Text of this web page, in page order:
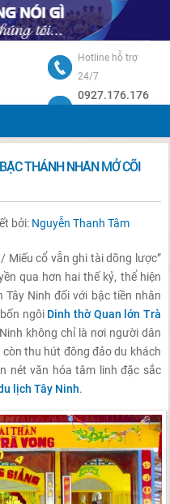
Hotline hỗ trợ
24/7
0927.176.176
THÁNH NHÂN MỞ CÕI
bởi: Nguyễn Thanh Tâm
Miếu cổ vẫn ghi tài dõng lược”
qua hơn hai thế kỷ, thể hiện
Ninh đối với bậc tiền nhân
ngôi Dinh thờ Quan lớn Trà
không chỉ là nơi người dân
thu hút đông đảo du khách
nét văn hóa tâm linh đặc sắc
lịch Tây Ninh.